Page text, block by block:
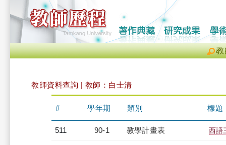
教
教師資料查詢 | 教師：白士清
# 學年期 類別 標題
511 90-1 教學計畫表 西語